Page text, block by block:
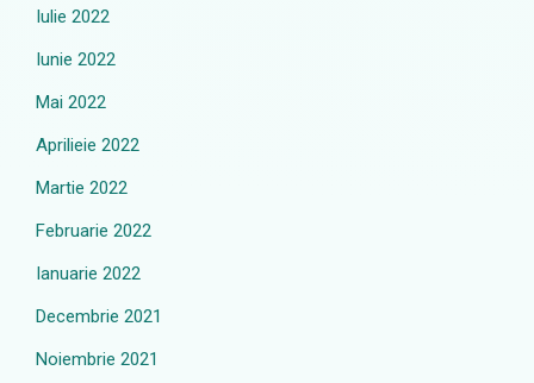
Iulie 2022
Iunie 2022
Mai 2022
Aprilieie 2022
Martie 2022
Februarie 2022
Ianuarie 2022
Decembrie 2021
Noiembrie 2021